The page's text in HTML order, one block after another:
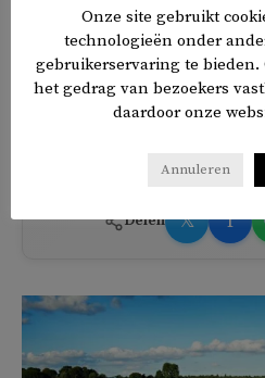
meer te bieden, vragen veel X-
schrijverMaarten Hopman, om
zulke berichten voortaan
Delen 𝕏 f
Onze site gebruikt
technologieën onder
gebruikerservaring te
het gedrag van bezoekers
daardoor onze
Annuleren